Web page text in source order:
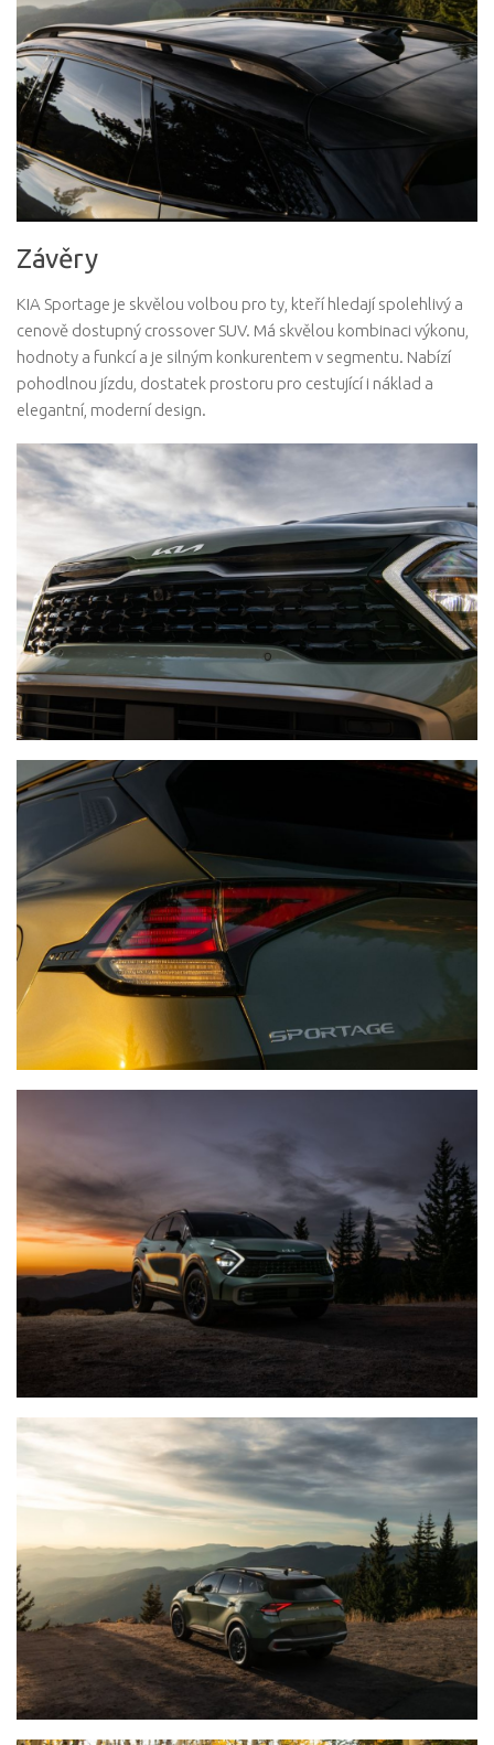
Závěry
KIA Sportage je skvělou volbou pro ty, kteří hledají spolehlivý a
cenově dostupný crossover SUV. Má skvělou kombinaci výkonu,
hodnoty a funkcí a je silným konkurentem v segmentu. Nabízí
pohodlnou jízdu, dostatek prostoru pro cestující i náklad a
elegantní, moderní design.